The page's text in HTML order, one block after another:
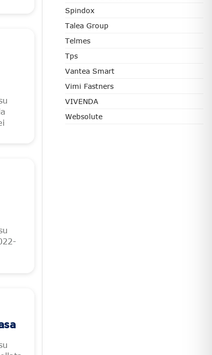
Spindox
Talea Group
Telmes
Tps
Vantea Smart
Vimi Fastners
VIVENDA
Websolute